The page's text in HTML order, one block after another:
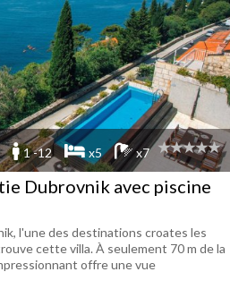
1 -12 x5 x7
Dubrovnik avec piscine
l'une des destinations croates les
cette villa. À seulement 70 m de la
offre une vue